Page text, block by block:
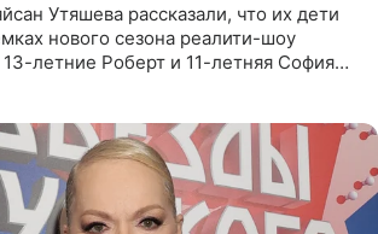
Утяшева рассказали, что их дети
нового сезона реалити-шоу
летние Роберт и 11-летняя София